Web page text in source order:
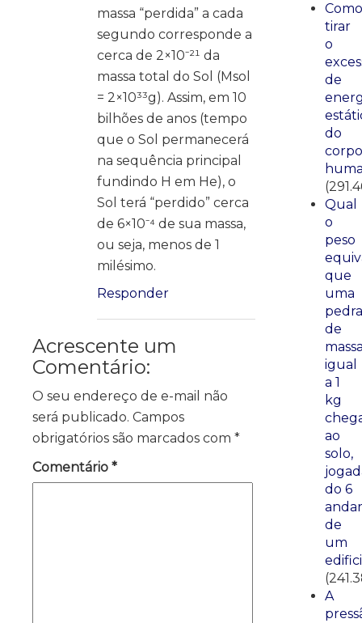
massa “perdida” a cada
segundo corresponde a
cerca de 2×10⁻²¹ da
massa total do Sol (Msol
= 2×10³³g). Assim, em 10
bilhões de anos (tempo
que o Sol permanecerá
na sequência principal
fundindo H em He), o
Sol terá “perdido” cerca
de 6×10⁻⁴ de sua massa,
ou seja, menos de 1
milésimo.
Responder
Acrescente um
Comentário:
O seu endereço de e-mail não
será publicado. Campos
obrigatórios são marcados com *
Comentário *
Como
tirar
o
de
do
corpo
Qual
o
peso
que
uma
pedra
de
igual
a 1
kg
ao
solo,
do 6
andar
de
um
A